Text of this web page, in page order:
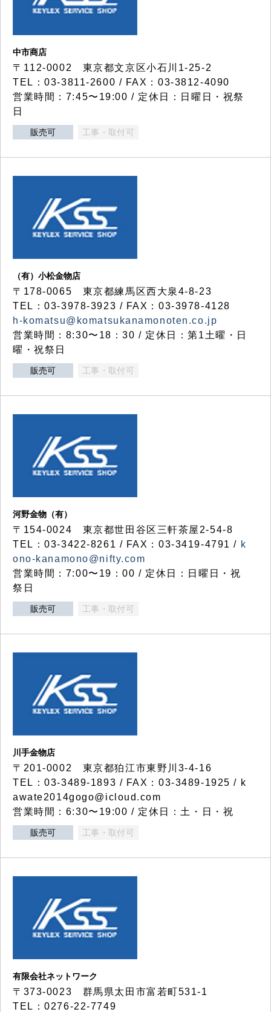
中市商店
〒112-0002 東京都文京区小石川1-25-2
TEL：03-3811-2600 / FAX：03-3812-4090
営業時間：7:45〜19:00 / 定休日：日曜日・祝祭
日
販売可 工事・取付可
（有）小松金物店
〒178-0065 東京都練馬区西大泉4-8-23
TEL：03-3978-3923 / FAX：03-3978-4128
h-komatsu@komatsukanamonoten.co.jp
営業時間：8:30〜18：30 / 定休日：第1土曜・日
曜・祝祭日
販売可 工事・取付可
河野金物（有）
〒154-0024 東京都世田谷区三軒茶屋2-54-8
TEL：03-3422-8261 / FAX：03-3419-4791 / k
ono-kanamono@nifty.com
営業時間：7:00〜19：00 / 定休日：日曜日・祝
祭日
販売可 工事・取付可
川手金物店
〒201-0002 東京都狛江市東野川3-4-16
TEL：03-3489-1893 / FAX：03-3489-1925 / k
awate2014gogo@icloud.com
営業時間：6:30〜19:00 / 定休日：土・日・祝
販売可 工事・取付可
有限会社ネットワーク
〒373-0023 群馬県太田市富若町531-1
TEL：0276-22-7749